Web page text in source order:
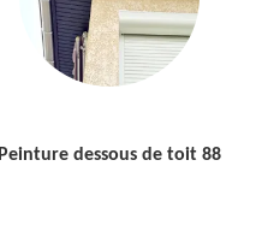
Peinture dessous de toit 88